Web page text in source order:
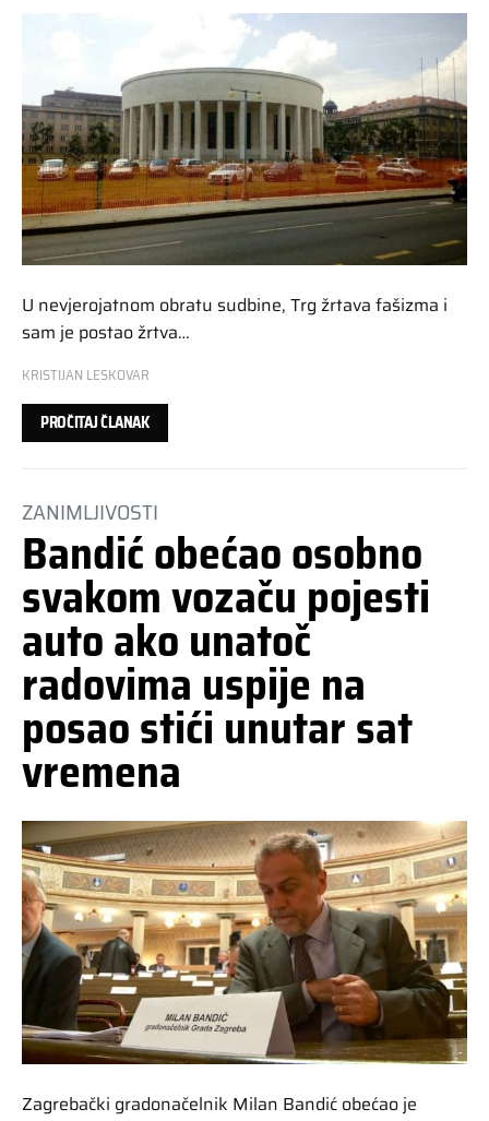
U nevjerojatnom obratu sudbine, Trg žrtava fašizma i
sam je postao žrtva…
KRISTIJAN LESKOVAR
PROČITAJ ČLANAK
ZANIMLJIVOSTI
Bandić obećao osobno
svakom vozaču pojesti
auto ako unatoč
radovima uspije na
posao stići unutar sat
vremena
Zagrebački gradonačelnik Milan Bandić obećao je